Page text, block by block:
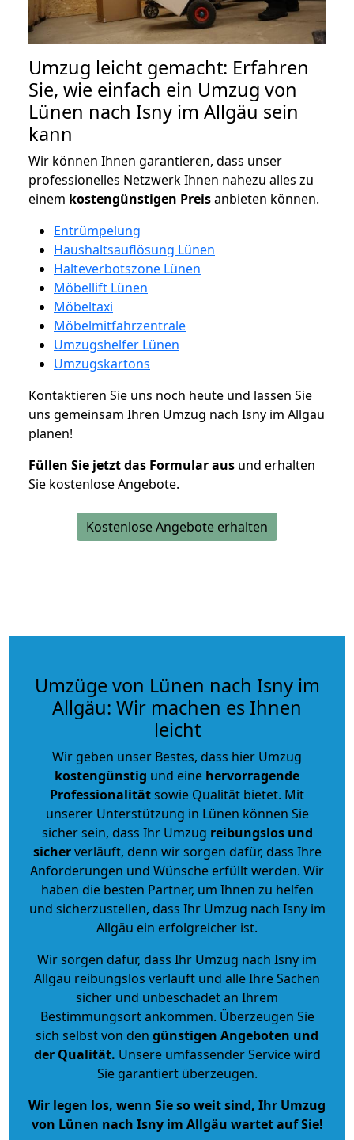
Umzug leicht gemacht: Erfahren
Sie, wie einfach ein Umzug von
Lünen nach Isny im Allgäu sein
kann
Wir können Ihnen garantieren, dass unser
professionelles Netzwerk Ihnen nahezu alles zu
einem kostengünstigen Preisanbieten können.
Entrümpelung
Haushaltsauflösung Lünen
Halteverbotszone Lünen
Möbellift Lünen
Möbeltaxi
Möbelmitfahrzentrale
Umzugshelfer Lünen
Umzugskartons
Kontaktieren Sie uns noch heute und lassen Sie
uns gemeinsam Ihren Umzug nach Isny im Allgäu
planen!
Füllen Sie jetzt das Formular aus und erhalten
Sie kostenlose Angebote.
Kostenlose Angebote erhalten
Umzüge von Lünen nach Isny im
Allgäu: Wir machen es Ihnen
leicht
Wir geben unser Bestes, dass hier Umzug
kostengünstig und eine hervorragende
Professionalitätsowie Qualität bietet. Mit
unserer Unterstützung in Lünen können Sie
sicher sein, dass Ihr Umzug reibungslos und
sicherverläuft, denn wir sorgen dafür, dass Ihre
Anforderungen und Wünsche erfüllt werden. Wir
haben die besten Partner, um Ihnen zu helfen
und sicherzustellen, dass Ihr Umzug nach Isny im
Allgäu ein erfolgreicher ist.
Wir sorgen dafür, dass Ihr Umzug nach Isny im
Allgäu reibungslos verläuft und alle Ihre Sachen
sicher und unbeschadet an Ihrem
Bestimmungsort ankommen. Überzeugen Sie
sich selbst von den günstigen Angeboten und
der Qualität. Unsere umfassender Service wird
Sie garantiert überzeugen.
Wir legen los, wenn Sie so weit sind, Ihr Umzug
von Lünen nach Isny im Allgäu wartet auf Sie!